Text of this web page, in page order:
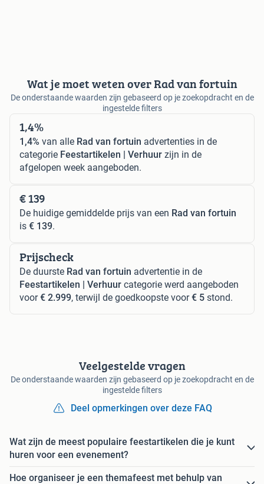
Wat je moet weten over Rad van fortuin
De onderstaande waarden zijn gebaseerd op je zoekopdracht en de
ingestelde filters
1,4%
1,4% van alle Rad van fortuin advertenties in de
categorie Feestartikelen | Verhuur zijn in de
afgelopen week aangeboden.
€ 139
De huidige gemiddelde prijs van een Rad van fortuin
is € 139.
Prijscheck
De duurste Rad van fortuin advertentie in de
Feestartikelen | Verhuur categorie werd aangeboden
voor€ 2.999, terwijl de goedkoopste voor€ 5 stond.
Veelgestelde vragen
De onderstaande waarden zijn gebaseerd op je zoekopdracht en de
ingestelde filters
Deel opmerkingen over deze FAQ
Wat zijn de meest populaire feestartikelen die je kunt
huren voor een evenement?
Hoe organiseer je een themafeest met behulp van